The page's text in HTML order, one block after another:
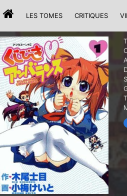
LES TOMES CRITIQUES